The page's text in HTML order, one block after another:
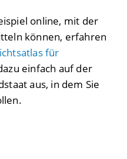
online, mit der
können, erfahren
für
einfach auf der
aus, in dem Sie